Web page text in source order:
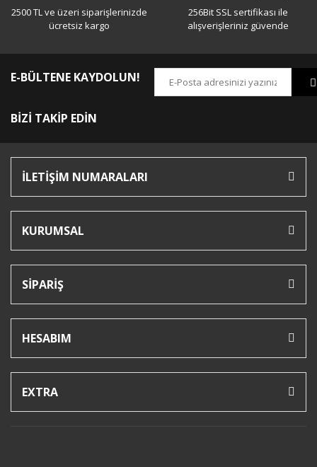
2500 TL ve üzeri siparişlerinizde
ücretsiz kargo
256Bit SSL sertifikası ile
alışverişleriniz güvende
E-BÜLTENE KAYDOLUN!
BİZİ TAKİP EDİN
İLETİŞİM NUMARALARI
KURUMSAL
SİPARİŞ
HESABIM
EXTRA